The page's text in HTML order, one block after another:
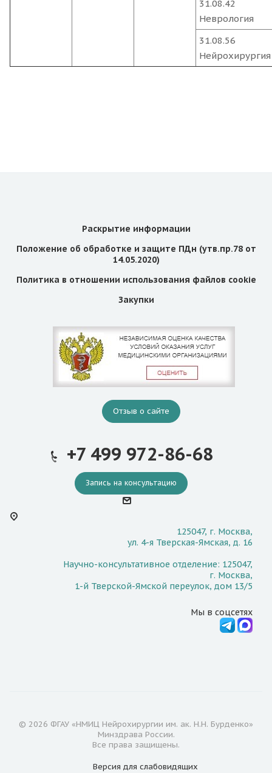
31.08.42
Неврология
31.08.56
Нейрохирургия
Раскрытие информации
Положение об обработке и защите ПДн (утв.пр.78 от
14.05.2020)
Политика в отношении использования файлов cookie
Закупки
Отзыв о сайте
+7 499 972-86-68
Запись на консультацию
125047, г. Москва,
ул. 4-я Тверская-Ямская, д. 16
Научно-консультативное отделение: 125047,
г. Москва,
1-й Тверской-Ямской переулок, дом 13/5
Мы в соцсетях
© 2026 ФГАУ «НМИЦ Нейрохирургии им. ак. Н.Н. Бурденко»
Минздрава России.
Все права защищены.
Версия для слабовидящих